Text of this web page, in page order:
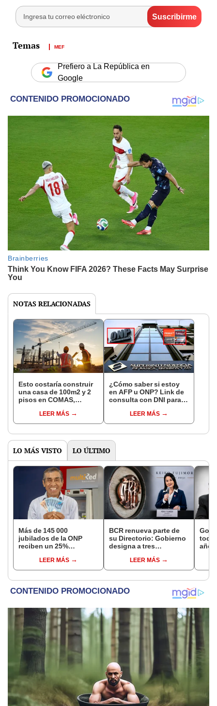
MEF
Prefiero a La República en
Google
NOTAS RELACIONADAS
Esto costaría construir
una casa de 100m2 y 2
pisos en COMAS,
distritos de LIMA
NORTE
LEER MÁS
¿Cómo saber si estoy
en AFP u ONP? Link de
consulta con DNI para
pensiones estás
LEER MÁS
LO MÁS VISTO LO ÚLTIMO
Más de 145 000
jubilados de la ONP
reciben un 25%
en agostoLEER MÁS
BCR renueva parte de
su Directorio: Gobierno
designa a tres
EjecutivoLEER MÁS
año